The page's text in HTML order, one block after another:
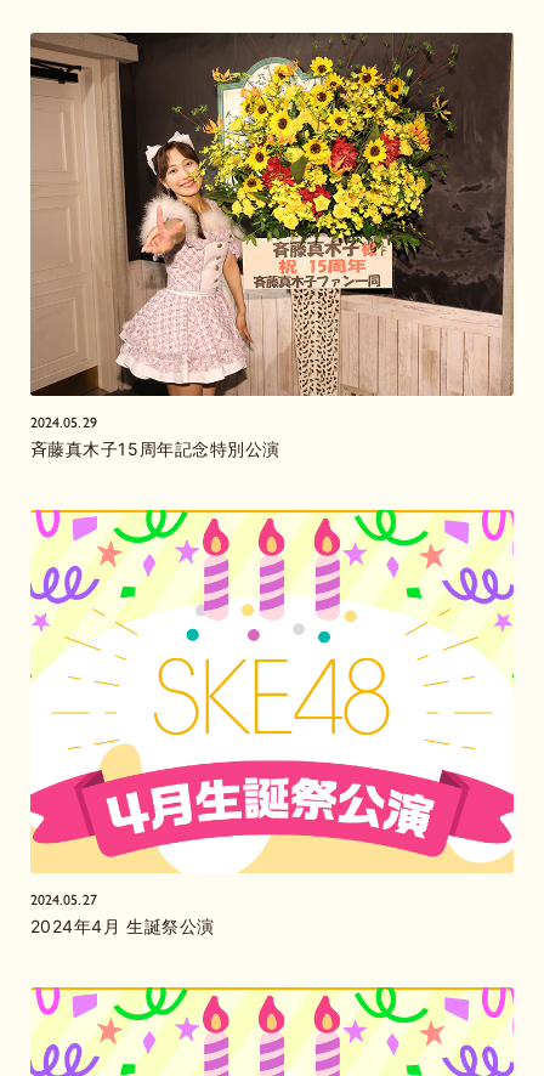
2024.05.29
斉藤真木子15周年記念特別公演
2024.05.27
2024年4月 生誕祭公演